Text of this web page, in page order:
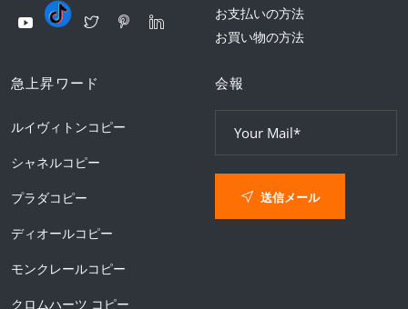
お支払いの方法
お買い物の方法
急上昇ワード
ルイヴィトンコピー
シャネルコピー
プラダコピー
ディオールコピー
モンクレールコピー
クロムハーツ コピー
会報
送信メール